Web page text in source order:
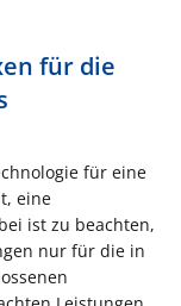
für die
für eine
eine
ist zu beachten,
nur für die in